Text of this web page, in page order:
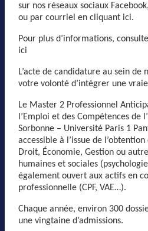
sur nos réseaux sociaux
ou par courriel en cliquant ici.
Pour plus d’informations,
ici
L’acte de candidature au sein
votre volonté d’intégrer une
Le Master 2 Professionnel
l’Emploi et des Compétences de
Sorbonne – Université Paris 1
accessible à l’issue de l’obtention
Droit, Économie, Gestion ou
humaines et sociales
également ouvert aux actifs en
professionnelle (CPF, VAE…).
Chaque année, environ 300
une vingtaine d’admissions.